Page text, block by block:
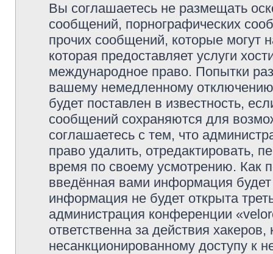
Вы соглашаетесь не размещать
сообщений, порнографических
прочих сообщений, которые могут
которая предоставляет услуги
международное право. Попытки
вашему немедленному
будет поставлен в известность,
сообщений сохраняются для
соглашаетесь с тем, что
право удалить, отредактировать,
время по своему усмотрению. Как
введённая вами информация
информация не будет открыта
администрация конференции
ответственна за действия
несанкционированному доступу к